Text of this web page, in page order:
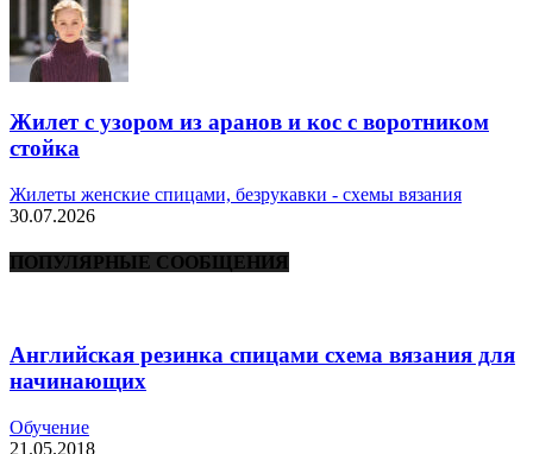
Жилет с узором из аранов и кос с воротником
стойка
Жилеты женские спицами, безрукавки - схемы вязания
30.07.2026
ПОПУЛЯРНЫЕ СООБЩЕНИЯ
Английская резинка спицами схема вязания для
начинающих
Обучение
21.05.2018